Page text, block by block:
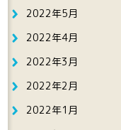
2022年5月
2022年4月
2022年3月
2022年2月
2022年1月